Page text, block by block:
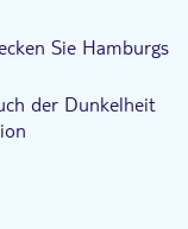
Sie Hamburgs
der Dunkelheit
Treiben in